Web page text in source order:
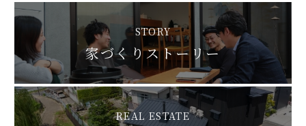
STORY
家づくりストーリー
REAL ESTATE